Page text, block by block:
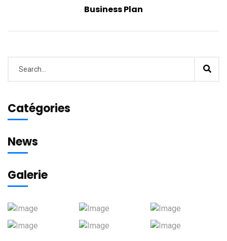
Business Plan
Catégories
News
Galerie